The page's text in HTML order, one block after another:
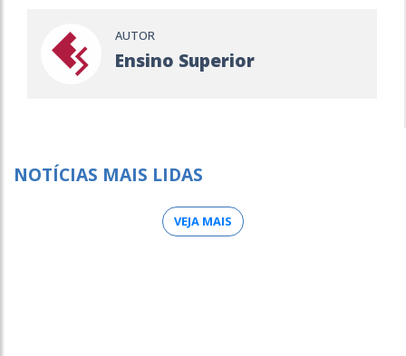
AUTOR
Ensino Superior
NOTÍCIAS MAIS LIDAS
VEJA MAIS